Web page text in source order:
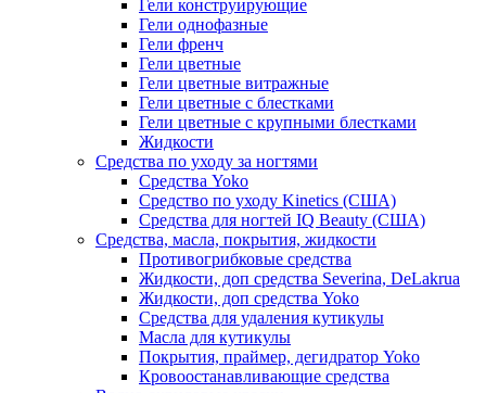
Гели конструирующие
Гели однофазные
Гели френч
Гели цветные
Гели цветные витражные
Гели цветные с блестками
Гели цветные с крупными блестками
Жидкости
Средства по уходу за ногтями
Средства Yoko
Средство по уходу Kinetics (США)
Средства для ногтей IQ Beauty (США)
Средства, масла, покрытия, жидкости
Противогрибковые средства
Жидкости, доп средства Severina, DeLakrua
Жидкости, доп средства Yoko
Средства для удаления кутикулы
Масла для кутикулы
Покрытия, праймер, дегидратор Yoko
Кровоостанавливающие средства